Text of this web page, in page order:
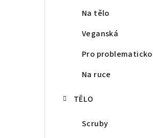
Na tělo
Veganská
Pro
Na ruce
TĚLO
Scruby